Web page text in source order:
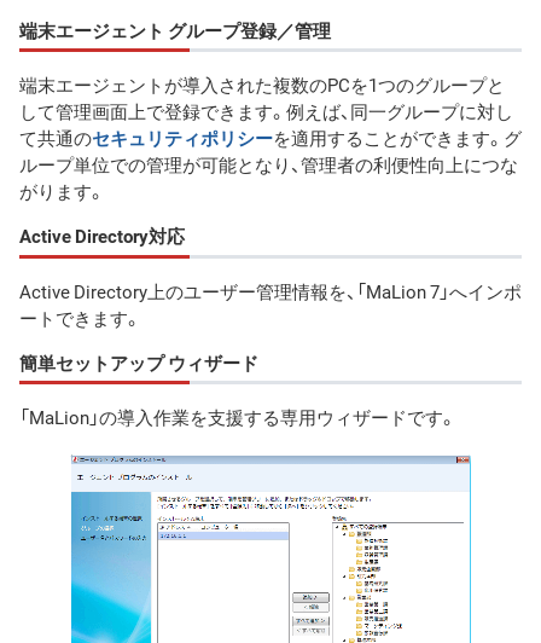
端末エージェント グループ登録／管理
端末エージェントが導入された複数のPCを1つのグループと
して管理画面上で登録できます。例えば、同一グループに対し
て共通のセキュリティポリシーを適用することができます。グ
ループ単位での管理が可能となり、管理者の利便性向上につな
がります。
Active Directory対応
Active Directory上のユーザー管理情報を、「MaLion 7」へインポ
ートできます。
簡単セットアップ ウィザード
「MaLion」の導入作業を支援する専用ウィザードです。